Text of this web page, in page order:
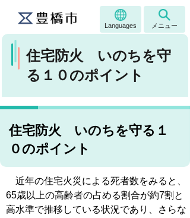
Languages メニュー
住宅防火 いのちを守
る１０のポイント
住宅防火 いのちを守る１
０のポイント
近年の住宅火災による死者数をみると、
65歳以上の高齢者の占める割合が約7割と
高水準で推移している状況であり、さらな